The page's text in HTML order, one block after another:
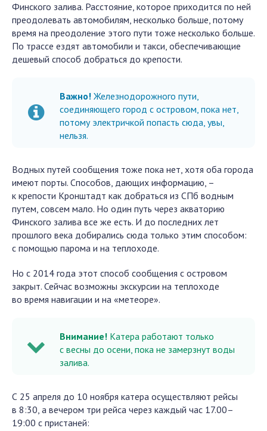
Финского залива. Расстояние, которое приходится по ней
преодолевать автомобилям, несколько больше, потому
время на преодоление этого пути тоже несколько больше.
По трассе ездят автомобили и такси, обеспечивающие
дешевый способ добраться до крепости.
Важно! Железнодорожного пути,
соединяющего город с островом, пока нет,
потому электричкой попасть сюда, увы,
нельзя.
Водных путей сообщения тоже пока нет, хотя оба города
имеют порты. Способов, дающих информацию, –
к крепости Кронштадт как добраться из СПб водным
путем, совсем мало. Но один путь через акваторию
Финского залива все же есть. И до последних лет
прошлого века добирались сюда только этим способом:
с помощью парома и на теплоходе.
Но с 2014 года этот способ сообщения с островом
закрыт. Сейчас возможны экскурсии на теплоходе
во время навигации и на «метеоре».
Внимание! Катера работают только
с весны до осени, пока не замерзнут воды
залива.
С 25 апреля до 10 ноября катера осуществляют рейсы
в 8:30, а вечером три рейса через каждый час 17.00–
19:00 с пристаней: